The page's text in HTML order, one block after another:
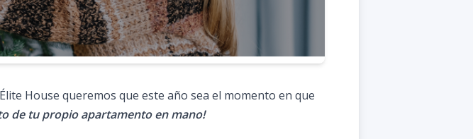
House queremos que este año sea el momento en que
de tu propio apartamento en mano!